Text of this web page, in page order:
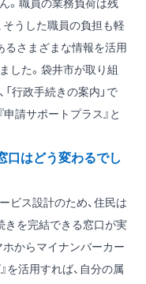
。職員の業務負荷は残
そうした職員の負担も軽
るさまざまな情報を活用
した。袋井市が取り組
行政手続きの案内」で
申請サポートプラス』と
口はどう変わるでし
ビス設計のため、住民は
きを完結できる窓口が実
ホからマイナンバーカー
を活用すれば、自分の属